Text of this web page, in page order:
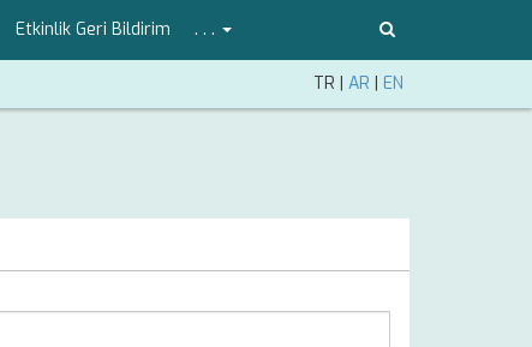
Etkinlik Geri Bildirim . . .
TR | AR | EN